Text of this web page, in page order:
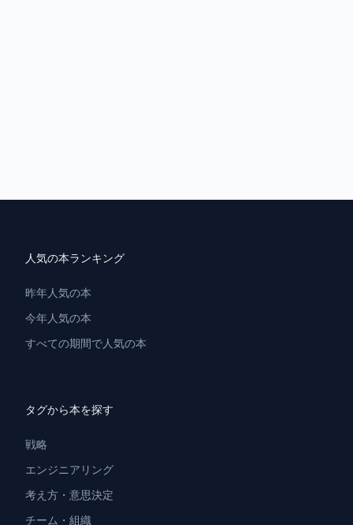
人気の本ランキング
昨年人気の本
今年人気の本
すべての期間で人気の本
タグから本を探す
戦略
エンジニアリング
考え方・意思決定
チーム・組織